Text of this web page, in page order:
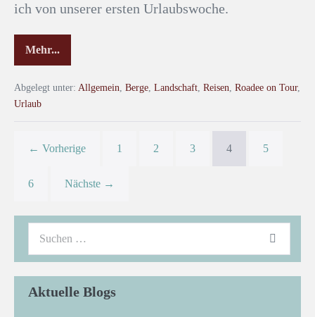
ich von unserer ersten Urlaubswoche.
Mehr...
Abgelegt unter: Allgemein, Berge, Landschaft, Reisen, Roadee on Tour,
Urlaub
← Vorherige 1 2 3 4 5
6 Nächste →
Aktuelle Blogs